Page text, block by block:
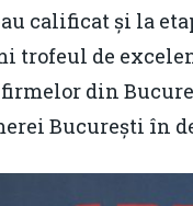
calificat și la
trofeul de
din
București în